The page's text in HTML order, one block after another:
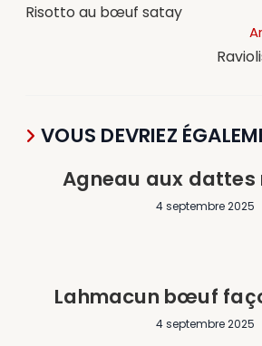
Risotto au bœuf satay
VOUS DEVRIEZ
Agneau aux dattes
4 septembre 2025
Lahmacun bœuf
4 septembre 2025